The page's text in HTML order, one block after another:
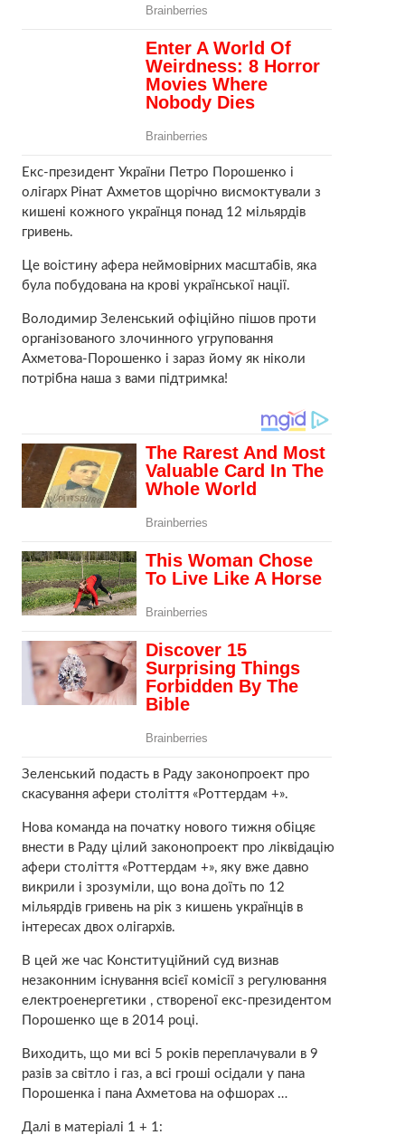
Екс-президент України Петро Порошенко і
олігарх Рінат Ахметов щорічно висмоктували з
кишені кожного українця понад 12 мільярдів
гривень.
Це воістину афера неймовірних масштабів, яка
була побудована на крові української нації.
Володимир Зеленський офіційно пішов проти
організованого злочинного угруповання
Ахметова-Порошенко і зараз йому як ніколи
потрібна наша з вами підтримка!
Зеленський подасть в Раду законопроект про
скасування афери століття «Роттердам +».
Нова команда на початку нового тижня обіцяє
внести в Раду цілий законопроект про ліквідацію
афери століття «Роттердам +», яку вже давно
викрили і зрозуміли, що вона доїть по 12
мільярдів гривень на рік з кишень українців в
інтересах двох олігархів.
В цей же час Конституційний суд визнав
незаконним існування всієї комісії з регулювання
електроенергетики , створеної екс-президентом
Порошенко ще в 2014 році.
Виходить, що ми всі 5 років переплачували в 9
разів за світло і газ, а всі гроші осідали у пана
Порошенка і пана Ахметова на офшорах …
Далі в матеріалі 1 + 1: